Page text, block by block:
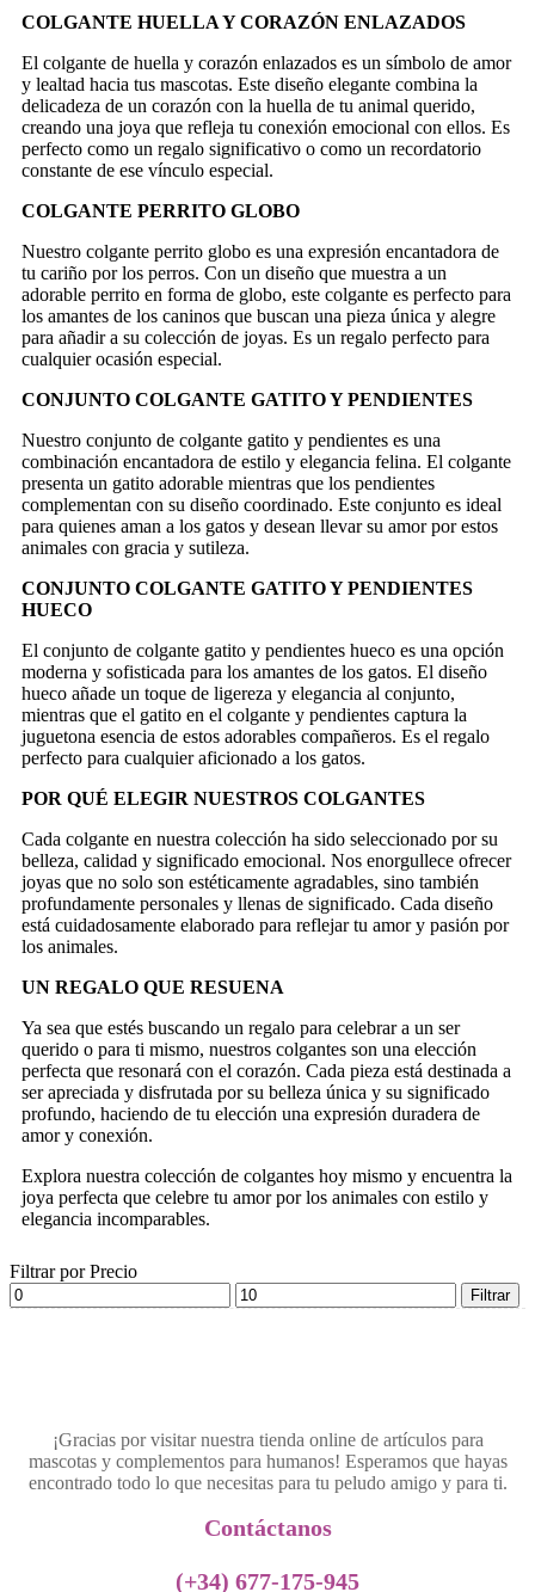
COLGANTE HUELLA Y CORAZÓN ENLAZADOS
El colgante de huella y corazón enlazados es un símbolo de amor
y lealtad hacia tus mascotas. Este diseño elegante combina la
delicadeza de un corazón con la huella de tu animal querido,
creando una joya que refleja tu conexión emocional con ellos. Es
perfecto como un regalo significativo o como un recordatorio
constante de ese vínculo especial.
COLGANTE PERRITO GLOBO
Nuestro colgante perrito globo es una expresión encantadora de
tu cariño por los perros. Con un diseño que muestra a un
adorable perrito en forma de globo, este colgante es perfecto para
los amantes de los caninos que buscan una pieza única y alegre
para añadir a su colección de joyas. Es un regalo perfecto para
cualquier ocasión especial.
CONJUNTO COLGANTE GATITO Y PENDIENTES
Nuestro conjunto de colgante gatito y pendientes es una
combinación encantadora de estilo y elegancia felina. El colgante
presenta un gatito adorable mientras que los pendientes
complementan con su diseño coordinado. Este conjunto es ideal
para quienes aman a los gatos y desean llevar su amor por estos
animales con gracia y sutileza.
CONJUNTO COLGANTE GATITO Y PENDIENTES
HUECO
El conjunto de colgante gatito y pendientes hueco es una opción
moderna y sofisticada para los amantes de los gatos. El diseño
hueco añade un toque de ligereza y elegancia al conjunto,
mientras que el gatito en el colgante y pendientes captura la
juguetona esencia de estos adorables compañeros. Es el regalo
perfecto para cualquier aficionado a los gatos.
POR QUÉ ELEGIR NUESTROS COLGANTES
Cada colgante en nuestra colección ha sido seleccionado por su
belleza, calidad y significado emocional. Nos enorgullece ofrecer
joyas que no solo son estéticamente agradables, sino también
profundamente personales y llenas de significado. Cada diseño
está cuidadosamente elaborado para reflejar tu amor y pasión por
los animales.
UN REGALO QUE RESUENA
Ya sea que estés buscando un regalo para celebrar a un ser
querido o para ti mismo, nuestros colgantes son una elección
perfecta que resonará con el corazón. Cada pieza está destinada a
ser apreciada y disfrutada por su belleza única y su significado
profundo, haciendo de tu elección una expresión duradera de
amor y conexión.
Explora nuestra colección de colgantes hoy mismo y encuentra la
joya perfecta que celebre tu amor por los animales con estilo y
elegancia incomparables.
Filtrar por Precio
Filtrar
¡Gracias por visitar nuestra tienda online de artículos para
mascotas y complementos para humanos! Esperamos que hayas
encontrado todo lo que necesitas para tu peludo amigo y para ti.
Contáctanos​
(+34) 677-175-945